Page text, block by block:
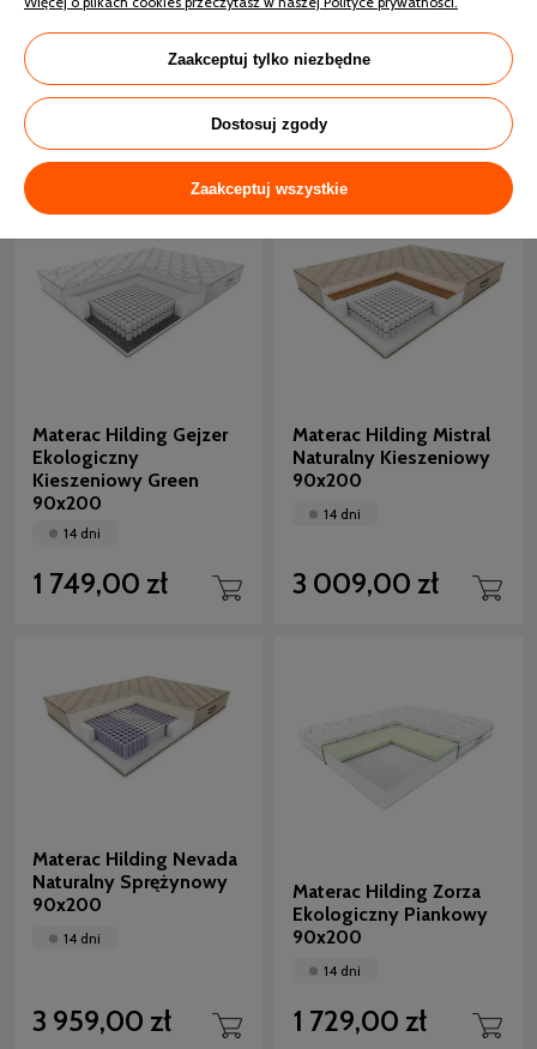
Materac Hilding Fen
90x200
Nawierzchniowy,
Naturalny
1 109,00 zł
Materac Hilding Fiord
Ekologiczny Piankowy
Green 90x200
24 godziny
1 869,00 zł
Materac Hilding Gejzer
Ekologiczny
Kieszeniowy Green
90x200
14 dni
1 749,00 zł
Materac Hilding Mistral
Naturalny Kieszeniowy
90x200
14 dni
3 009,00 zł
Materac Hilding Nevada
Naturalny Sprężynowy
90x200
14 dni
3 959,00 zł
Materac Hilding Zorza
Ekologiczny Piankowy
90x200
14 dni
1 729,00 zł
Zaakceptuj tylko niezbędne
Dostosuj zgody
Zaakceptuj wszystkie